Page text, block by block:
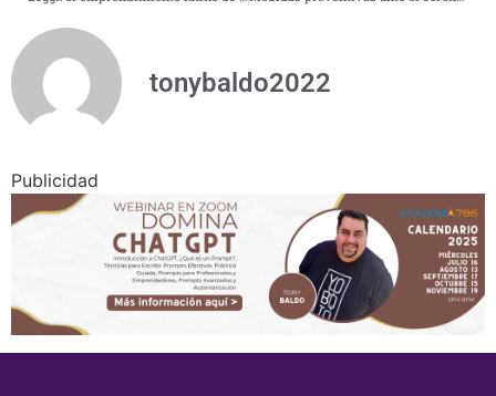
tonybaldo2022
Publicidad